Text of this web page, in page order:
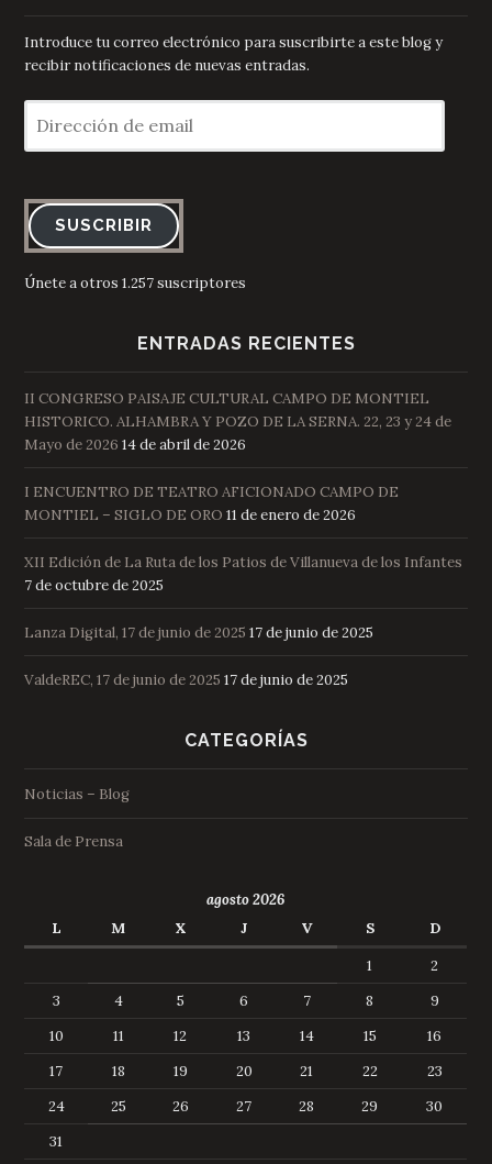
Introduce tu correo electrónico para suscribirte a este blog y
recibir notificaciones de nuevas entradas.
de
email
SUSCRIBIR
Únete a otros 1.257 suscriptores
ENTRADAS RECIENTES
II CONGRESO PAISAJE CULTURAL CAMPO DE MONTIEL
HISTORICO. ALHAMBRA Y POZO DE LA SERNA. 22, 23 y 24 de
Mayo de 2026 14 de abril de 2026
I ENCUENTRO DE TEATRO AFICIONADO CAMPO DE
MONTIEL – SIGLO DE ORO 11 de enero de 2026
XII Edición de La Ruta de los Patios de Villanueva de los Infantes
7 de octubre de 2025
Lanza Digital, 17 de junio de 2025 17 de junio de 2025
ValdeREC, 17 de junio de 2025 17 de junio de 2025
CATEGORÍAS
Noticias – Blog
Sala de Prensa
agosto 2026
L
M X J V S
D
1
2
3
4 5 6 7 8
9
10
11 12 13 14 15
16
17
18 19 20 21 22
23
24
25 26 27 28 29
30
31